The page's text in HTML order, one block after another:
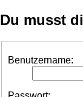
Du musst
Benutzername: